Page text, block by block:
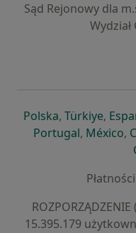
Sąd Rejonowy dla
Polskaotwiera się w
, Türkiye,
Portugalotwiera
, México,
15.395.179